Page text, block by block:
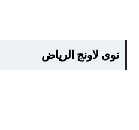
نوى لاونج الرياض